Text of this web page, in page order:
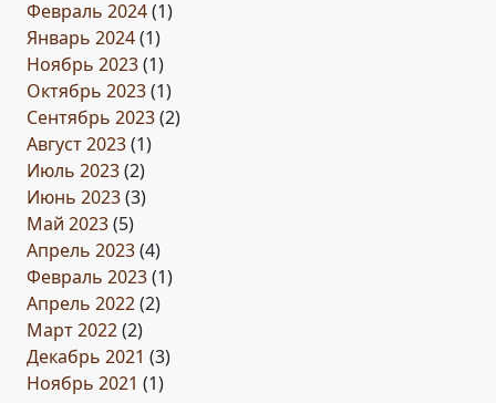
Февраль 2024(1)
Январь 2024(1)
Ноябрь 2023(1)
Октябрь 2023(1)
Сентябрь 2023(2)
Август 2023(1)
Июль 2023(2)
Июнь 2023(3)
Май 2023(5)
Апрель 2023(4)
Февраль 2023(1)
Апрель 2022(2)
Март 2022(2)
Декабрь 2021 (3)
Ноябрь 2021 (1)